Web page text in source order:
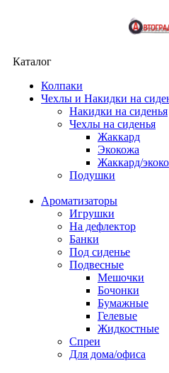
Каталог
Колпаки
Чехлы и Накидки на
Накидки на сиденья
Чехлы на сиденья
Жаккард
Экокожа
Жаккард/
Подушки
Ароматизаторы
Игрушки
На дефлектор
Банки
Под сиденье
Подвесные
Мешочки
Бочонки
Бумажные
Гелевые
Жидкостные
Спреи
Для дома/офиса